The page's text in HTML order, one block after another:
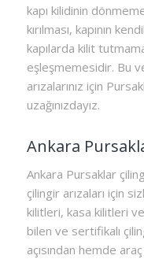
kapı kilidinin
kırılması, kapının
kapılarda kilit
eşleşmemesidir. Bu
arızalarınız için
uzağınızdayız.
Ankara
Ankara Pursaklar
çilingir arızaları için
kilitleri, kasa kilitleri
bilen ve sertifikalı
açısından hemde